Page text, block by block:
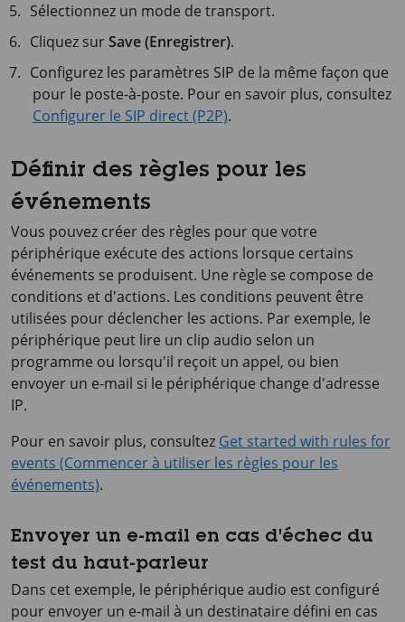
Sélectionnez un mode de transport.
Cliquez surSave (Enregistrer).
Configurez les paramètres SIP de la même façon que
pour le poste-à-poste. Pour en savoir plus, consultez
Configurer le SIP direct (P2P).
Définir des règles pour les
événements
Vous pouvez créer des règles pour que votre
périphérique exécute des actions lorsque certains
événements se produisent. Une règle se compose de
conditions et d'actions. Les conditions peuvent être
utilisées pour déclencher les actions. Par exemple, le
périphérique peut lire un clip audio selon un
programme ou lorsqu'il reçoit un appel, ou bien
envoyer un e-mail si le périphérique change d'adresse
IP.
Pour en savoir plus, consultez Get started with rules for
events (Commencer à utiliser les règles pour les
événements).
Envoyer un e-mail en cas d'échec du
test du haut-parleur
Dans cet exemple, le périphérique audio est configuré
pour envoyer un e-mail à un destinataire défini en cas